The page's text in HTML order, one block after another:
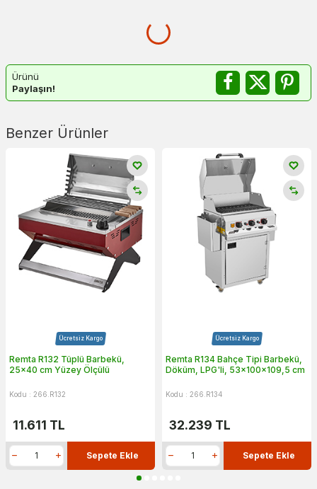
Ürünü
Paylaşın!
Benzer Ürünler
Ücretsiz Kargo
Remta R132 Tüplü Barbekü,
25x40 cm Yüzey Ölçülü
Kodu : 266.R132
11.611 TL
Sepete Ekle
Ücretsiz Kargo
Remta R134 Bahçe Tipi Barbekü,
Döküm, LPG'li, 53x100x109,5 cm
Kodu : 266.R134
32.239 TL
Sepete Ekle